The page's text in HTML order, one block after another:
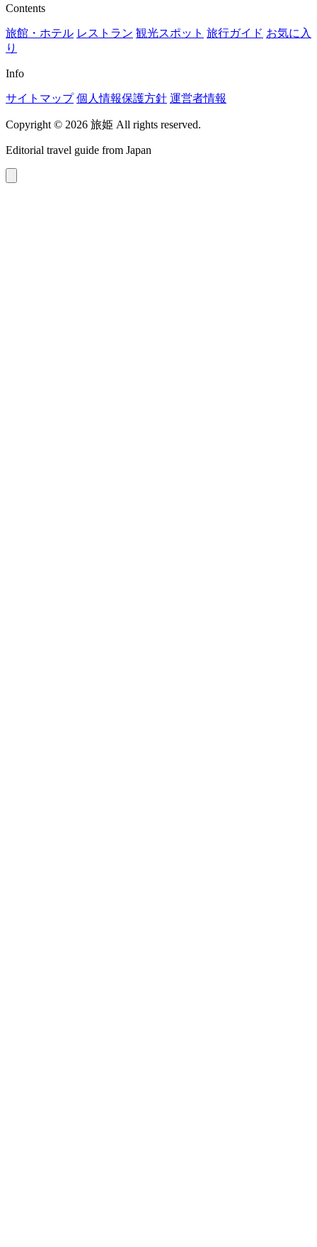
Contents
旅館・ホテル レストラン 観光スポット 旅行ガイド お気に入
り
Info
サイトマップ 個人情報保護方針 運営者情報
Copyright © 2026 旅姫 All rights reserved.
Editorial travel guide from Japan